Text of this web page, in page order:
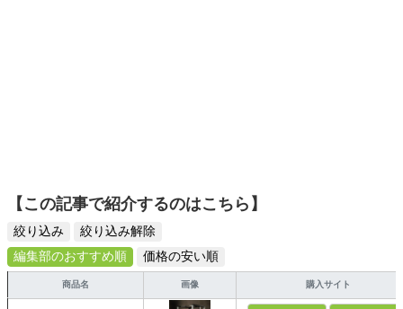
【この記事で紹介するのはこちら】
絞り込み
絞り込み解除
編集部のおすすめ順
価格の安い順
商品名 画像 購入サイト